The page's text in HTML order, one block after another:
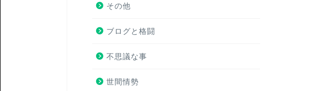
その他
ブログと格闘
不思議な事
世間情勢